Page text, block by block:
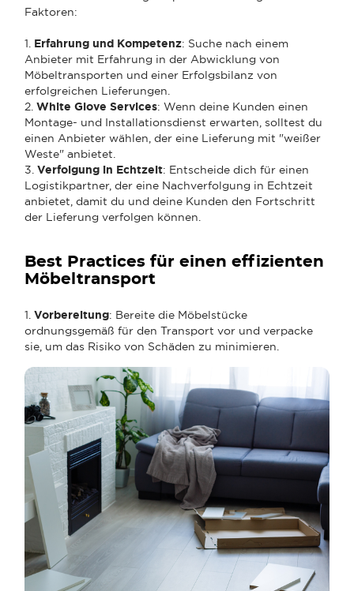
Faktoren:
1. Erfahrung und Kompetenz: Suche nach einem
Anbieter mit Erfahrung in der Abwicklung von
Möbeltransporten und einer Erfolgsbilanz von
erfolgreichen Lieferungen.
2. White Glove Services: Wenn deine Kunden einen
Montage- und Installationsdienst erwarten, solltest du
einen Anbieter wählen, der eine Lieferung mit "weißer
Weste" anbietet.
3. Verfolgung in Echtzeit: Entscheide dich für einen
Logistikpartner, der eine Nachverfolgung in Echtzeit
anbietet, damit du und deine Kunden den Fortschritt
der Lieferung verfolgen können.
Best Practices für einen effizienten
Möbeltransport
1. Vorbereitung: Bereite die Möbelstücke
ordnungsgemäß für den Transport vor und verpacke
sie, um das Risiko von Schäden zu minimieren.